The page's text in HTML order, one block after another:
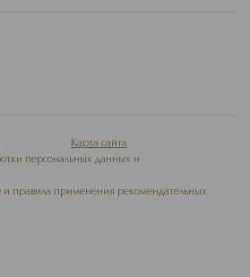
Карта сайта
персональных данных и
и правила применения рекомендательных